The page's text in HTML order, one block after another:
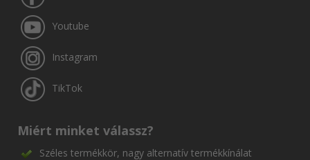
Youtube
Instagram
TikTok
Miért minket válassz?
Széles termékkör, nagy alternatív termékkínálat